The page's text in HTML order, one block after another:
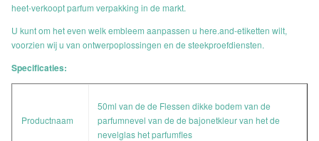
heet-verkoopt parfum verpakking in de markt.
U kunt om het even welk embleem aanpassen u here.and-etiketten wilt,
voorzien wij u van ontwerpoplossingen en de steekproefdiensten.
Specificaties:
Productnaam
50ml van de de Flessen dikke bodem van de
parfumnevel van de de bajonetkleur van het de
nevelglas het parfumfles